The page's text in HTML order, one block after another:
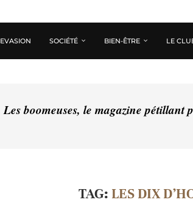
EVASION SOCIÉTÉ BIEN-ÊTRE LE
Les boomeuses, le magazine pétillant
TAG: LES DIX